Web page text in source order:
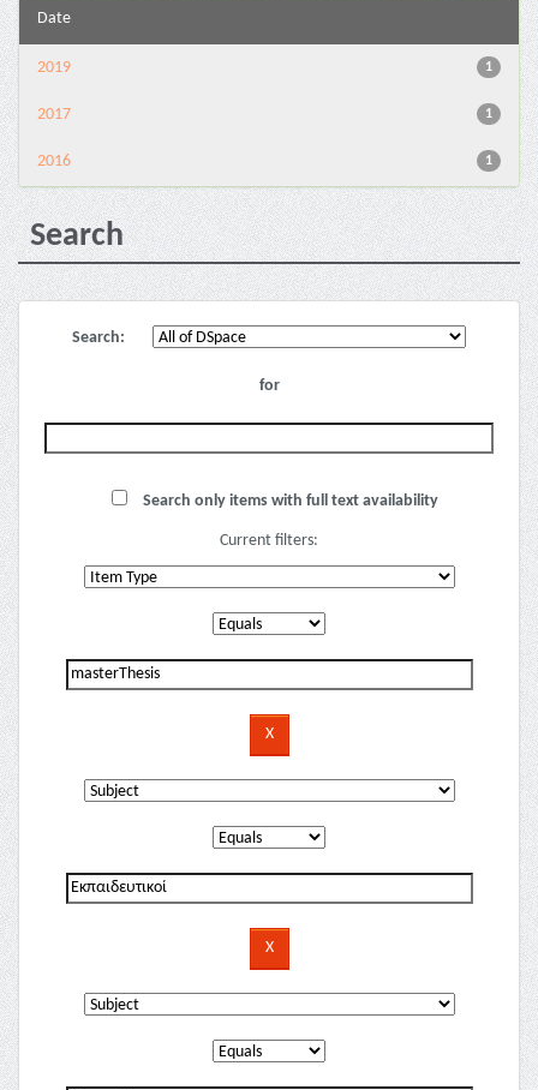
Date
1
2019
1
2017
1
2016
Search
Search:
for
Search only items with full text availability
Current filters: